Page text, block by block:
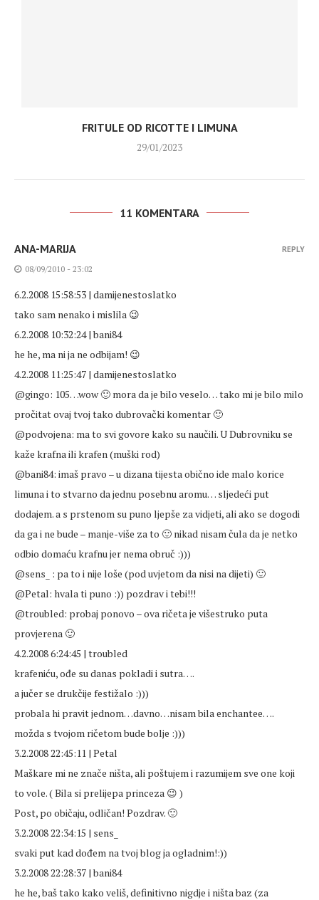
FRITULE OD RICOTTE I LIMUNA
29/01/2023
11 KOMENTARA
ANA-MARIJA
08/09/2010 - 23:02
6.2.2008 15:58:53 | damijenestoslatko
tako sam nenako i mislila 😉
6.2.2008 10:32:24 | bani84
he he, ma ni ja ne odbijam! 😉
4.2.2008 11:25:47 | damijenestoslatko
@gingo: 105…wow 🙂 mora da je bilo veselo… tako mi je bilo milo
pročitat ovaj tvoj tako dubrovački komentar 🙂
@podvojena: ma to svi govore kako su naučili. U Dubrovniku se
kaže krafna ili krafen (muški rod)
@bani84: imaš pravo – u dizana tijesta obično ide malo korice
limuna i to stvarno da jednu posebnu aromu… sljedeći put
dodajem. a s prstenom su puno ljepše za vidjeti, ali ako se dogodi
da ga i ne bude – manje-više za to 🙂 nikad nisam čula da je netko
odbio domaću krafnu jer nema obruč :)))
@sens_ : pa to i nije loše (pod uvjetom da nisi na dijeti) 🙂
@Petal: hvala ti puno :)) pozdrav i tebi!!!
@troubled: probaj ponovo – ova ričeta je višestruko puta
provjerena 🙂
4.2.2008 6:24:45 | troubled
krafeniću, ođe su danas pokladi i sutra….
a jučer se drukčije festižalo :)))
probala hi pravit jednom…davno…nisam bila enchantee….
možda s tvojom ričetom bude bolje :)))
3.2.2008 22:45:11 | Petal
Maškare mi ne znače ništa, ali poštujem i razumijem sve one koji
to vole. ( Bila si prelijepa princeza 😉 )
Post, po običaju, odličan! Pozdrav. 🙂
3.2.2008 22:34:15 | sens_
svaki put kad dođem na tvoj blog ja ogladnim!:))
3.2.2008 22:28:37 | bani84
he he, baš tako kako veliš, definitivno nigdje i ništa baz (za
REPLY